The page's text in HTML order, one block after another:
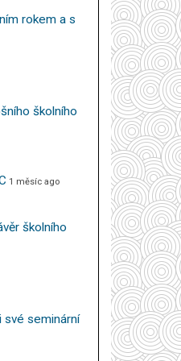
rokem a s
školního
1 měsíc ago
školního
své seminární